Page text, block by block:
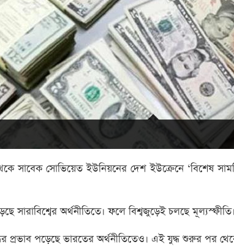
সাবেক সোভিয়েত ইউনিয়নের দেশ ইউক্রেনে ‘বিশেষ
সারাবিশ্বের অর্থনীতিতে। ফলে বিশ্বজুড়েই চলছে মূল্যস্ফীতি।
প্রভাব পড়েছে ভারতের অর্থনীতিতেও। এই যুদ্ধ শুরুর পর